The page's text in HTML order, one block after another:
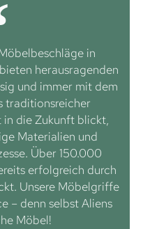
in
herausragenden
und immer mit dem
traditionsreicher
in die Zukunft blickt,
Materialien und
Über 150.000
erfolgreich durch
Unsere Möbelgriffe
– denn selbst Aliens
Möbel!